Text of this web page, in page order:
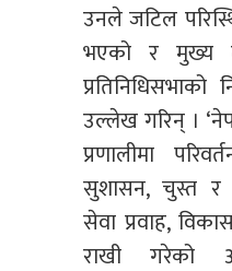
उनले जटिल
भएको र मुख्य
प्रतिनिधिसभाको
उल्लेख गरिन् ।
प्रणालीमा
सुशासन, चुस्त र
सेवा प्रवाह,
राखी गरेको